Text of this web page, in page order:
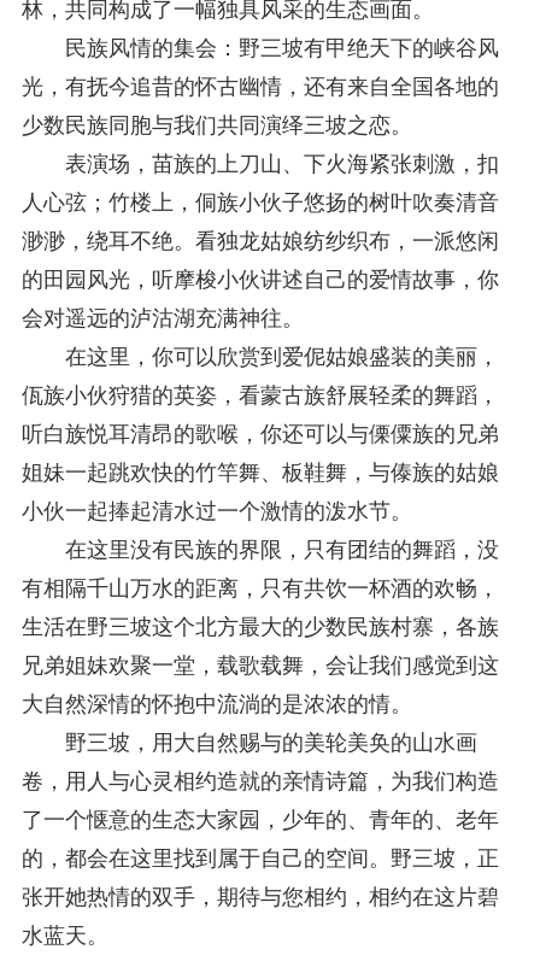
林，共同构成了一幅独具风采的生态画面。
民族风情的集会：野三坡有甲绝天下的峡谷风
光，有抚今追昔的怀古幽情，还有来自全国各地的
少数民族同胞与我们共同演绎三坡之恋。
表演场，苗族的上刀山、下火海紧张刺激，扣
人心弦；竹楼上，侗族小伙子悠扬的树叶吹奏清音
渺渺，绕耳不绝。看独龙姑娘纺纱织布，一派悠闲
的田园风光，听摩梭小伙讲述自己的爱情故事，你
会对遥远的泸沽湖充满神往。
在这里，你可以欣赏到爱伲姑娘盛装的美丽，
佤族小伙狩猎的英姿，看蒙古族舒展轻柔的舞蹈，
听白族悦耳清昂的歌喉，你还可以与傈僳族的兄弟
姐妹一起跳欢快的竹竿舞、板鞋舞，与傣族的姑娘
小伙一起捧起清水过一个激情的泼水节。
在这里没有民族的界限，只有团结的舞蹈，没
有相隔千山万水的距离，只有共饮一杯酒的欢畅，
生活在野三坡这个北方最大的少数民族村寨，各族
兄弟姐妹欢聚一堂，载歌载舞，会让我们感觉到这
大自然深情的怀抱中流淌的是浓浓的情。
野三坡，用大自然赐与的美轮美奂的山水画
卷，用人与心灵相约造就的亲情诗篇，为我们构造
了一个惬意的生态大家园，少年的、青年的、老年
的，都会在这里找到属于自己的空间。野三坡，正
张开她热情的双手，期待与您相约，相约在这片碧
水蓝天。